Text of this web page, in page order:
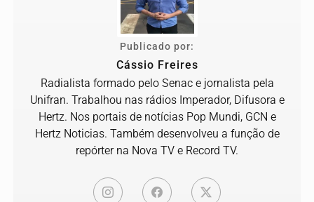
Publicado por:
Cássio Freires
Radialista formado pelo Senac e jornalista pela
Unifran. Trabalhou nas rádios Imperador, Difusora e
Hertz. Nos portais de notícias Pop Mundi, GCN e
Hertz Noticias. Também desenvolveu a função de
repórter na Nova TV e Record TV.